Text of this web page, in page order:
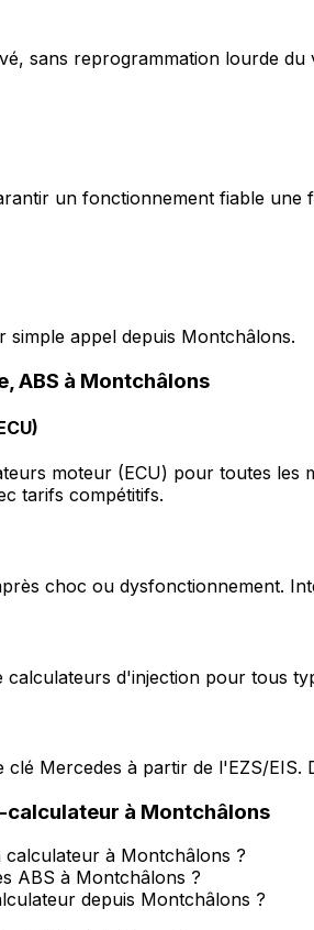
sans reprogrammation lourde du
un fonctionnement fiable une
simple appel depuis Montchâlons.
ABS à Montchâlons
moteur (ECU) pour toutes les
tarifs compétitifs.
choc ou dysfonctionnement.
calculateurs d'injection pour tous
Mercedes à partir de l'EZS/
calculateur à Montchâlons
à Montchâlons ?
ABS à Montchâlons ?
depuis Montchâlons ?